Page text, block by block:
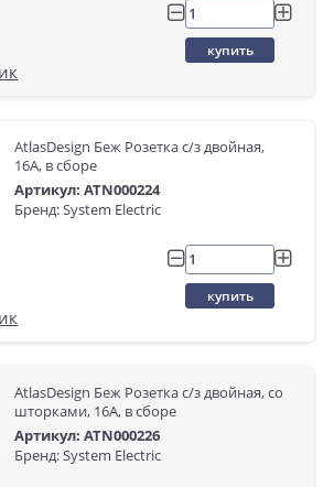
купить
AtlasDesign Беж Розетка с/з двойная,
16А, в сборе
Артикул: ATN000224
Бренд: System Electric
купить
AtlasDesign Беж Розетка с/з двойная, со
шторками, 16А, в сборе
Артикул: ATN000226
Бренд: System Electric